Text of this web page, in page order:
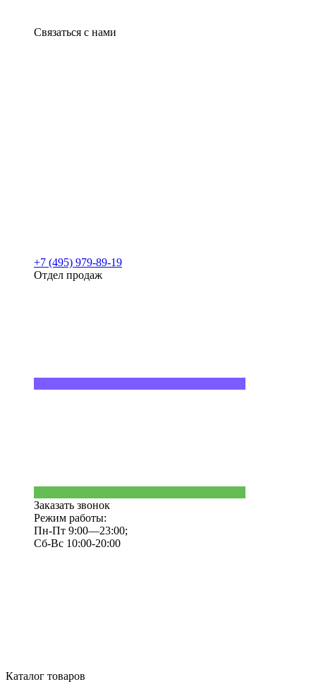
Связаться с нами
+7 (495) 979-89-19
Отдел продаж
Заказать звонок
Режим работы:
Пн-Пт 9:00—23:00;
Сб-Вс 10:00-20:00
Каталог товаров